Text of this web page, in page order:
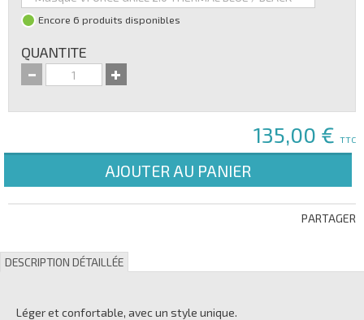
Encore 6 produits disponibles
QUANTITE
135,00 € TTC
AJOUTER AU PANIER
PARTAGER
DESCRIPTION DÉTAILLÉE
Léger et confortable, avec un style unique.